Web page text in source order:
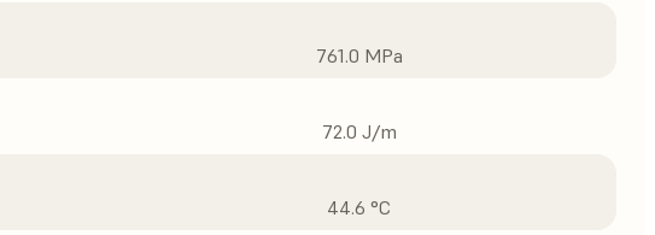
761.0 MPa
72.0 J/m
44.6 °C